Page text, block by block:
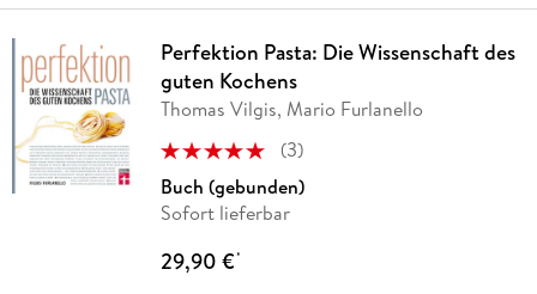
Perfektion Pasta: Die Wissenschaft des
guten Kochens
Thomas Vilgis, Mario Furlanello
(3)
Buch (gebunden)
Sofort lieferbar
29,90 €*